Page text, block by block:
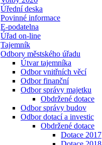
Úřední deska
Povinné informace
E-podatelna
Úřad on-line
Tajemník
Odbory městského úřadu
Útvar tajemníka
Odbor vnitřních věcí
Odbor finanční
Odbor správy majetku
Obdržené dotace
Odbor správy budov
Odbor dotací a investic
Obdržené dotace
Dotace 2017